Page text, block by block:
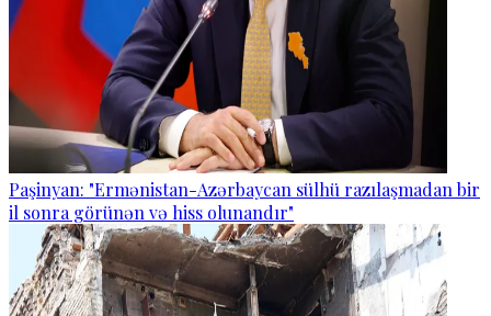
Paşinyan: "Ermənistan-Azərbaycan sülhü razılaşmadan bir
il sonra görünən və hiss olunandır"